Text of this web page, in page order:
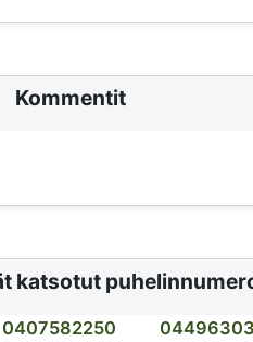
Kommentit
katsotut
0407582250